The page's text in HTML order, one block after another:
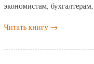
экономистам,
Читать книгу →